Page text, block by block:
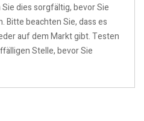
dies sorgfältig, bevor Sie
Bitte beachten Sie, dass es
auf dem Markt gibt. Testen
Stelle, bevor Sie